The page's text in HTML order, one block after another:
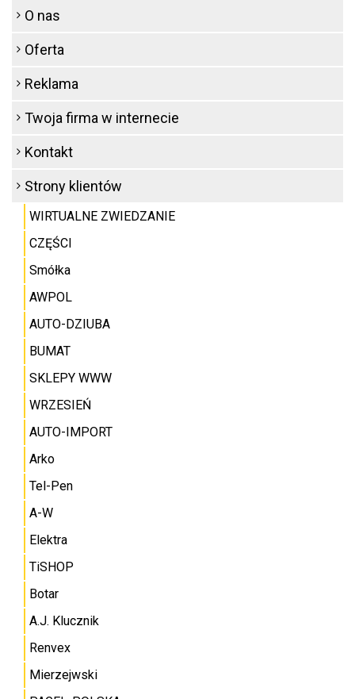
O nas
Oferta
Reklama
Twoja firma w internecie
Kontakt
Strony klientów
WIRTUALNE ZWIEDZANIE
CZĘŚCI
Smółka
AWPOL
AUTO-DZIUBA
BUMAT
SKLEPY WWW
WRZESIEŃ
AUTO-IMPORT
Arko
Tel-Pen
A-W
Elektra
TiSHOP
Botar
A.J. Klucznik
Renvex
Mierzejwski